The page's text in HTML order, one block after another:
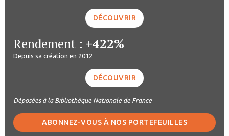
DÉCOUVRIR
Rendement : +422%
Depuis sa création en 2012
DÉCOUVRIR
Déposées à la Bibliothèque Nationale de France
ABONNEZ-VOUS À NOS PORTEFEUILLES